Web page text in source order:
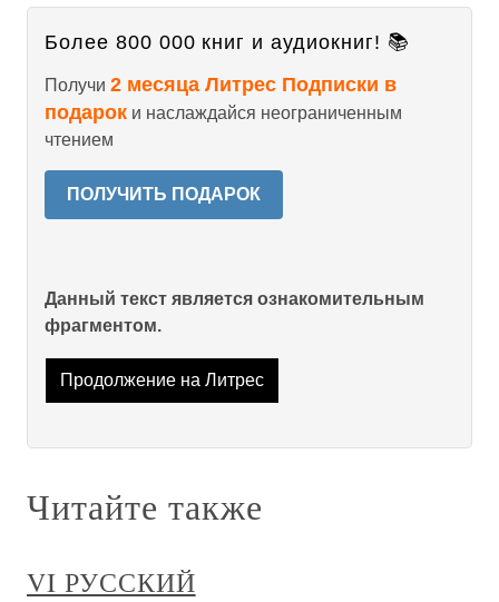
Более 800 000 книг и аудиокниг! 📚
Получи 2 месяца Литрес Подписки в
подарок и наслаждайся неограниченным
чтением
ПОЛУЧИТЬ ПОДАРОК
Данный текст является ознакомительным
фрагментом.
Продолжение на Литрес
Читайте также
VI РУССКИЙ